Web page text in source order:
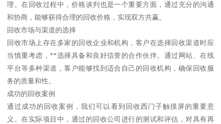
理。在回收过程中，价格谈判也是一个重要方面，通过充分的沟通
和协商，能够获得合理的回收价格，实现双方共赢。
回收市场与渠道的选择
回收市场上存在多家的回收企业和机构，客户在选择回收渠道时应
当慎重考虑，**选择具备和良好信誉的合作伙伴。通过网站、在线
平台等多种渠道，客户能够找到适合自己的回收机构，确保回收服
务的质量和性。
成功的回收案例
通过成功的回收案例，我们可以看到回收西门子触摸屏的重要意
义。在实际项目中，通过的回收公司进行的测试和评估，对具有再